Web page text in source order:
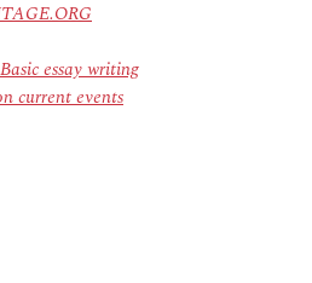
essay writing
current events